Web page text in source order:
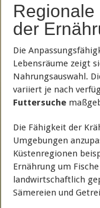
Regionale
der
Die
Lebensräume zeigt
Nahrungsauswahl.
variiert je nach
Futtersuche
Die Fähigkeit der
Umgebungen
Küstenregionen
Ernährung um
landwirtschaftlich
Sämereien und